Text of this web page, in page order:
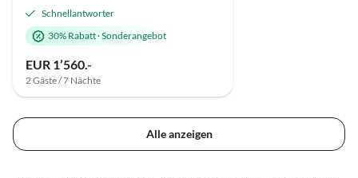
Schnellantworter
30% Rabatt·Sonderangebot
EUR 1’560.-
2 Gäste / 7 Nächte
Alle anzeigen